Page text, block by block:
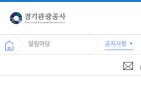
알림마당 공지사항